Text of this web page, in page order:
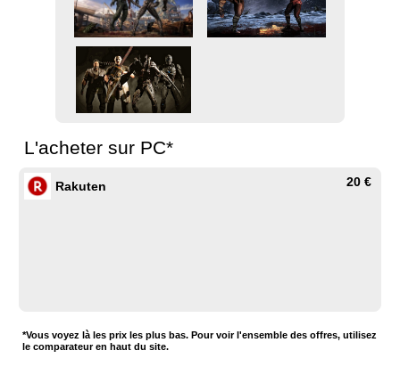
L'acheter sur PC*
Rakuten 20 €
*Vous voyez là les prix les plus bas. Pour voir l'ensemble des offres, utilisez
le comparateur en haut du site.